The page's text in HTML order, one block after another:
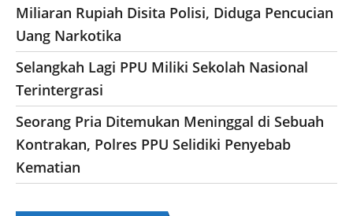
Miliaran Rupiah Disita Polisi, Diduga Pencucian
Uang Narkotika
Selangkah Lagi PPU Miliki Sekolah Nasional
Terintergrasi
Seorang Pria Ditemukan Meninggal di Sebuah
Kontrakan, Polres PPU Selidiki Penyebab
Kematian